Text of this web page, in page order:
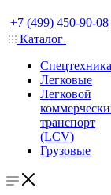
+7 (499) 450-90-08
Каталог
Спецтехника
Легковые
Легковой
транспорт
(LCV)
Грузовые